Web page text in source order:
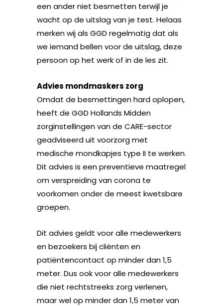
een ander niet besmetten terwijl je
wacht op de uitslag van je test. Helaas
merken wij als GGD regelmatig dat als
we iemand bellen voor de uitslag, deze
persoon op het werk of in de les zit.
Advies mondmaskers zorg
Omdat de besmettingen hard oplopen,
heeft de GGD Hollands Midden
zorginstellingen van de CARE-sector
geadviseerd uit voorzorg met
medische mondkapjes type II te werken.
Dit advies is een preventieve maatregel
om verspreiding van corona te
voorkomen onder de meest kwetsbare
groepen.
Dit advies geldt voor alle medewerkers
en bezoekers bij cliënten en
patiëntencontact op minder dan 1,5
meter. Dus ook voor alle medewerkers
die niet rechtstreeks zorg verlenen,
maar wel op minder dan 1,5 meter van